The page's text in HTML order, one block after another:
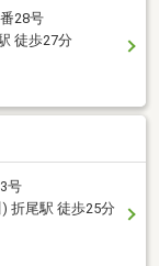
28号
徒歩27分
号
折尾駅 徒歩25分